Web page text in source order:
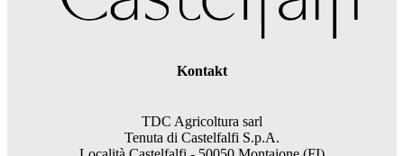
Kontakt
TDC Agricoltura sarl
Tenuta di Castelfalfi S.p.A.